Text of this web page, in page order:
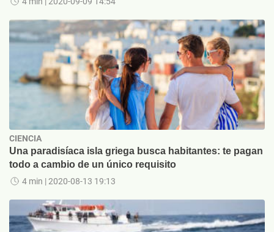
CIENCIA
Una paradisíaca isla griega busca habitantes: te pagan
todo a cambio de un único requisito
4 min | 2020-08-13 19:13